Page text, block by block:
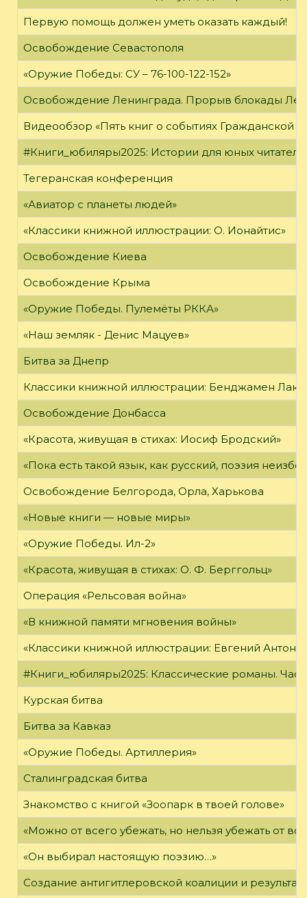
Первую помощь должен уметь оказать каждый!
Освобождение Севастополя
«Оружие Победы: СУ – 76-100-122-152»
Освобождение Ленинграда. Прорыв блокады
Видеообзор «Пять книг о событиях Гражданской
#Книги_юбиляры2025: Истории для юных
Тегеранская конференция
«Авиатор с планеты людей»
«Классики книжной иллюстрации: О. Ионайтис»
Освобождение Киева
Освобождение Крыма
«Оружие Победы. Пулемёты РККА»
«Наш земляк - Денис Мацуев»
Битва за Днепр
Классики книжной иллюстрации: Бенджамен
Освобождение Донбасса
«Красота, живущая в стихах: Иосиф Бродский»
«Пока есть такой язык, как русский, поэзия
Освобождение Белгорода, Орла, Харькова
«Новые книги — новые миры»
«Оружие Победы. Ил-2»
«Красота, живущая в стихах: О. Ф. Берггольц»
Операция «Рельсовая война»
«В книжной памяти мгновения войны»
«Классики книжной иллюстрации: Евгений
#Книги_юбиляры2025: Классические романы.
Курская битва
Битва за Кавказ
«Оружие Победы. Артиллерия»
Сталинградская битва
Знакомство с книгой «Зоопарк в твоей голове»
«Можно от всего убежать, но нельзя убежать от
«Он выбирал настоящую поэзию…»
Создание антигитлеровской коалиции и